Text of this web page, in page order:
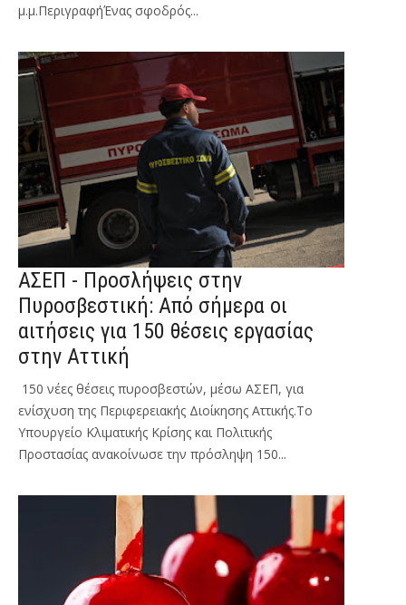
μ.μ.ΠεριγραφήΈνας σφοδρός...
ΑΣΕΠ - Προσλήψεις στην
Πυροσβεστική: Από σήμερα οι
αιτήσεις για 150 θέσεις εργασίας
στην Αττική
150 νέες θέσεις πυροσβεστών, μέσω ΑΣΕΠ, για
ενίσχυση της Περιφερειακής Διοίκησης Αττικής.Το
Υπουργείο Κλιματικής Κρίσης και Πολιτικής
Προστασίας ανακοίνωσε την πρόσληψη 150...